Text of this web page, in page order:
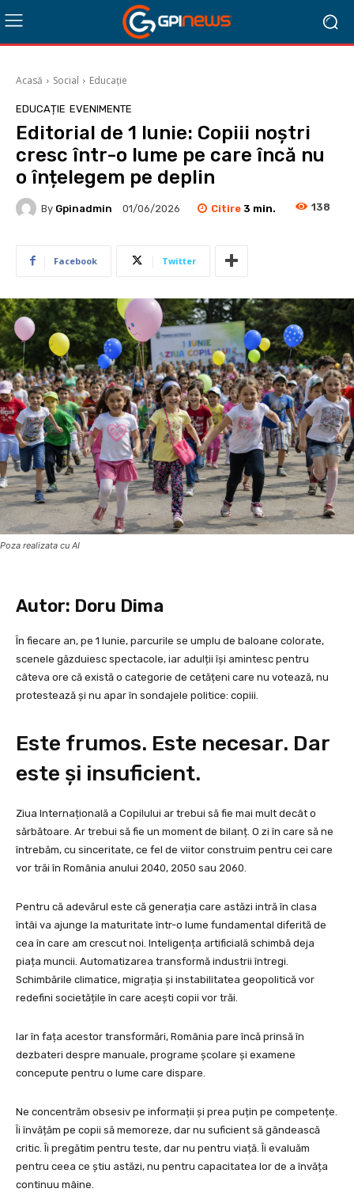
Acasă Social Educație
EDUCAȚIE EVENIMENTE
Editorial de 1 Iunie: Copiii noștri
cresc într-o lume pe care încă nu
o înțelegem pe deplin
By Gpinadmin 01/06/2026 Citire 3 min. 138
Facebook Twitter
Poza realizata cu AI
Autor: Doru Dima
În fiecare an, pe 1 Iunie, parcurile se umplu de baloane colorate,
scenele găzduiesc spectacole, iar adulții își amintesc pentru
câteva ore că există o categorie de cetățeni care nu votează, nu
protestează și nu apar în sondajele politice: copiii.
Este frumos. Este necesar. Dar
este și insuficient.
Ziua Internațională a Copilului ar trebui să fie mai mult decât o
sărbătoare. Ar trebui să fie un moment de bilanț. O zi în care să ne
întrebăm, cu sinceritate, ce fel de viitor construim pentru cei care
vor trăi în România anului 2040, 2050 sau 2060.
Pentru că adevărul este că generația care astăzi intră în clasa
întâi va ajunge la maturitate într-o lume fundamental diferită de
cea în care am crescut noi. Inteligența artificială schimbă deja
piața muncii. Automatizarea transformă industrii întregi.
Schimbările climatice, migrația și instabilitatea geopolitică vor
redefini societățile în care acești copii vor trăi.
Iar în fața acestor transformări, România pare încă prinsă în
dezbateri despre manuale, programe școlare și examene
concepute pentru o lume care dispare.
Ne concentrăm obsesiv pe informații și prea puțin pe competențe.
Îi învățăm pe copii să memoreze, dar nu suficient să gândească
critic. Îi pregătim pentru teste, dar nu pentru viață. Îi evaluăm
pentru ceea ce știu astăzi, nu pentru capacitatea lor de a învăța
continuu mâine.